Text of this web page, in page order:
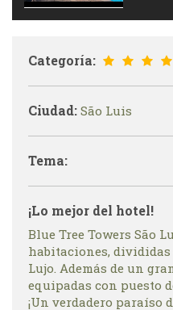
Categoría:
Ciudad: São Luis
Tema:
¡Lo mejor del hotel!
Blue Tree Towers São
habitaciones,
Lujo. Además de un
equipadas con puesto
¡Un verdadero paraíso